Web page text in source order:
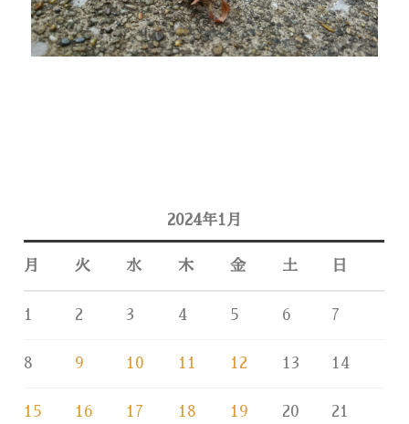
2024年1月
月 火 水 木 金 土 日
1 2 3 4 5 6 7
8 9 10 11 12 13 14
15 16 17 18 19 20 21